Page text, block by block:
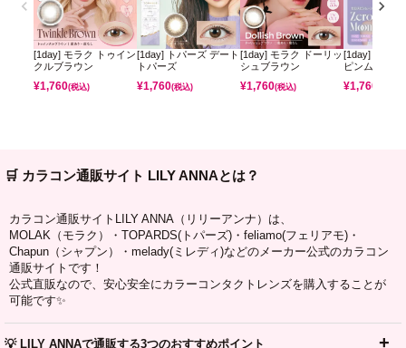
[1day] モラク トゥイン
クルブラウン
¥1,760(税込)
[1day] トパーズ デート
トパーズ
¥1,760(税込)
[1day] モラク ドーリッ
シュブラウン
¥1,760(税込)
[1day] ミレデ
ピンムーン
¥1,760
🛒 カラコン通販サイト LILY ANNAとは？
カラコン通販サイトLILY ANNA（リリーアンナ）は、
MOLAK（モラク）・TOPARDS(トパーズ)・feliamo(フェリアモ)・
Chapun（シャプン）・melady(ミレディ)などのメーカー公式のカラコン
通販サイトです！
公式直販なので、安心安全にカラーコンタクトレンズを購入することが
可能です✨
💡 LILY ANNAで通販する3つのおすすめポイント